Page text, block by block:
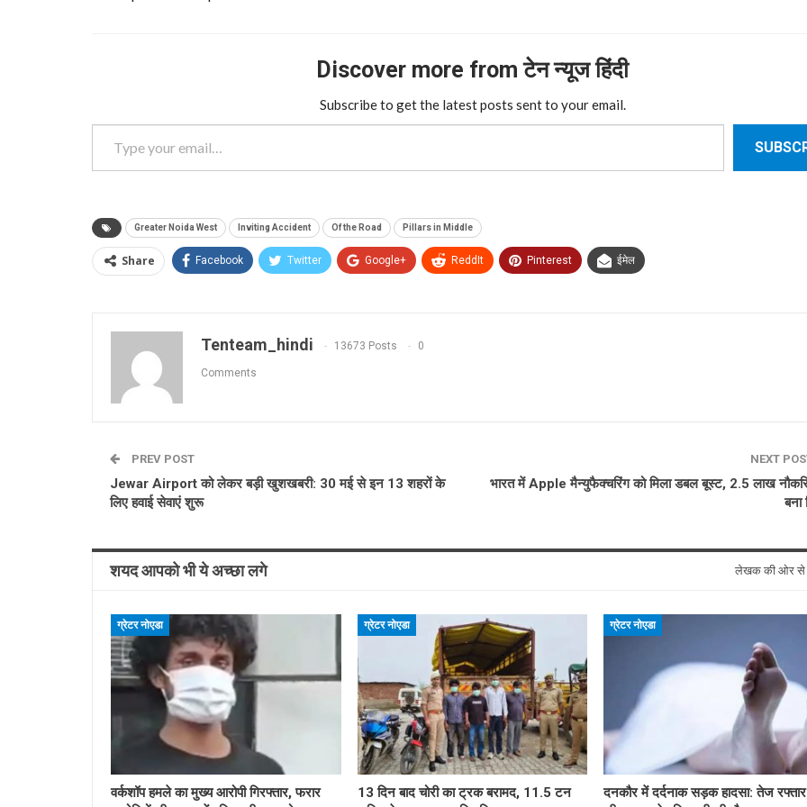
Discover more from टेन न्यूज हिंदी
Subscribe to get the latest posts sent to your email.
Type your email…
Greater Noida West Inviting Accident Of the Road Pillars in Middle
Share Facebook Twitter Google+ ReddIt Pinterest ईमेल
Tenteam_hindi 13673 Posts 0
Comments
PREV POST
Jewar Airport को लेकर बड़ी खुशखबरी: 30 मई से इन 13 शहरों के
लिए हवाई सेवाएं शुरू
NEXT
भारत में Apple मैन्युफैक्चरिंग को मिला डबल बूस्ट, 2.5 लाख
बना
शयद आपको भी ये अच्छा लगे लेखक की ओर से
ग्रेटर नोएडा
वर्कशॉप हमले का मुख्य आरोपी गिरफ्तार, फरार
ग्रेटर नोएडा
13 दिन बाद चोरी का ट्रक बरामद, 11.5 टन
ग्रेटर नोएडा
दनकौर में दर्दनाक सड़क हादसा: तेज